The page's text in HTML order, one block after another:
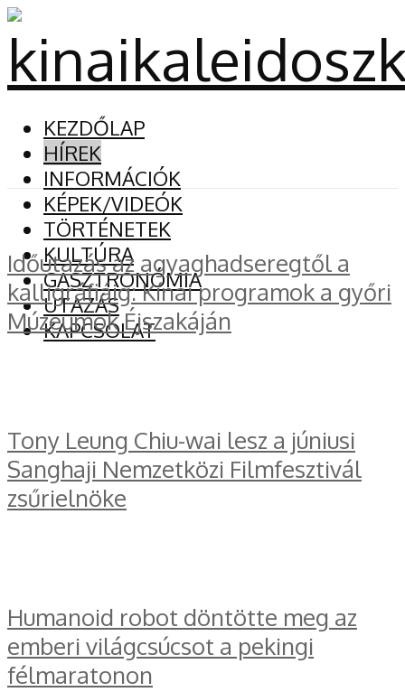
KEZDŐLAP
HÍREK
INFORMÁCIÓK
KÉPEK/VIDEÓK
TÖRTÉNETEK
KULTÚRA
GASZTRONÓMIA
UTAZÁS
KAPCSOLAT
Időutazás az agyaghadseregtől a
kalligráfiáig: Kínai programok a győri
Múzeumok Éjszakáján
Tony Leung Chiu-wai lesz a júniusi
Sanghaji Nemzetközi Filmfesztivál
zsűrielnöke
Humanoid robot döntötte meg az
emberi világcsúcsot a pekingi
félmaratonon